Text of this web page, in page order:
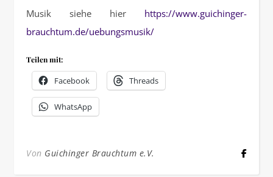
Musik siehe hier https://www.guichinger-
brauchtum.de/uebungsmusik/
Teilen mit:
Facebook Threads
WhatsApp
Von Guichinger Brauchtum e.V.